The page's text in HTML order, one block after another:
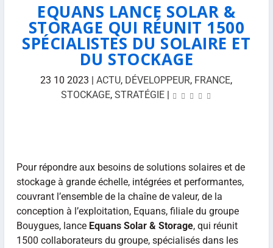
EQUANS LANCE SOLAR &
STORAGE QUI RÉUNIT 1500
SPÉCIALISTES DU SOLAIRE ET
DU STOCKAGE
23 10 2023 |ACTU, DÉVELOPPEUR, FRANCE,
STOCKAGE, STRATÉGIE|
Pour répondre aux besoins de solutions solaires et de
stockage à grande échelle, intégrées et performantes,
couvrant l’ensemble de la chaîne de valeur, de la
conception à l’exploitation, Equans, filiale du groupe
Bouygues, lance Equans Solar & Storage, qui réunit
1500 collaborateurs du groupe, spécialisés dans les